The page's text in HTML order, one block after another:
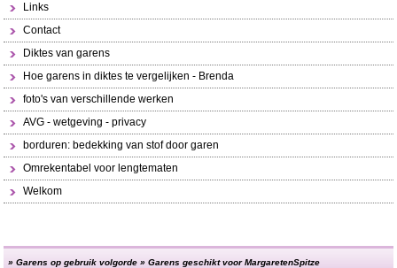
Links
Contact
Diktes van garens
Hoe garens in diktes te vergelijken - Brenda
foto's van verschillende werken
AVG - wetgeving - privacy
borduren: bedekking van stof door garen
Omrekentabel voor lengtematen
Welkom
»Garens op gebruik volgorde »Garens geschikt voor MargaretenSpitze